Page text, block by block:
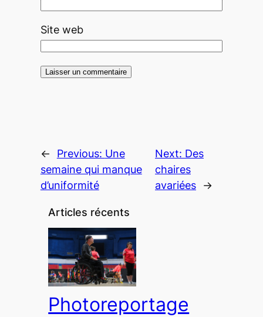
Site web
← Previous: Une
semaine qui manque
d’uniformité
Next: Des
chaires
avariées
→
Articles récents
Photoreportage